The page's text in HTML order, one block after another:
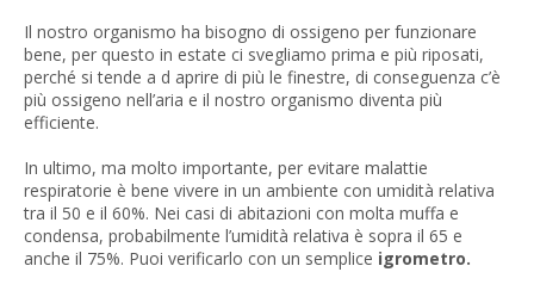
Il nostro organismo ha bisogno di ossigeno per funzionare
bene, per questo in estate ci svegliamo prima e più riposati,
perché si tende a d aprire di più le finestre, di conseguenza c’è
più ossigeno nell’aria e il nostro organismo diventa più
efficiente.
In ultimo, ma molto importante, per evitare malattie
respiratorie è bene vivere in un ambiente con umidità relativa
tra il 50 e il 60%. Nei casi di abitazioni con molta muffa e
condensa, probabilmente l’umidità relativa è sopra il 65 e
anche il 75%. Puoi verificarlo con un semplice igrometro.